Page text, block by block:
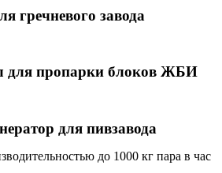
гречневого завода
для пропарки блоков ЖБИ
для пивзавода